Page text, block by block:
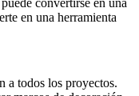
en una herramienta
a todos los proyectos.